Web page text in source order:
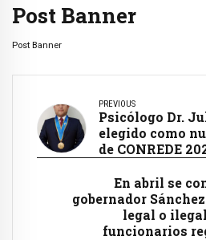
Post Banner
Post Banner
PREVIOUS
Psicólogo Dr.
elegido como
de CONREDE
En abril se
gobernador
legal o
funcionarios